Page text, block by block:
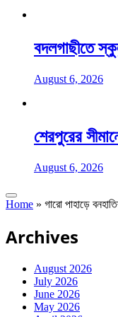
বদলগাছীতে
August 6, 2026
শেরপুরের
August 6, 2026
Home » গারো পাহাড়ে
Archives
August 2026
July 2026
June 2026
May 2026